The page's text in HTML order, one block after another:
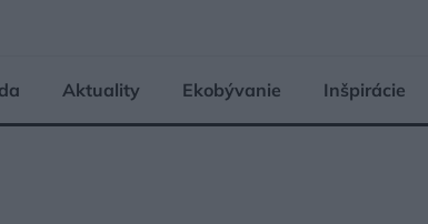
Aktuality Ekobývanie Inšpirácie